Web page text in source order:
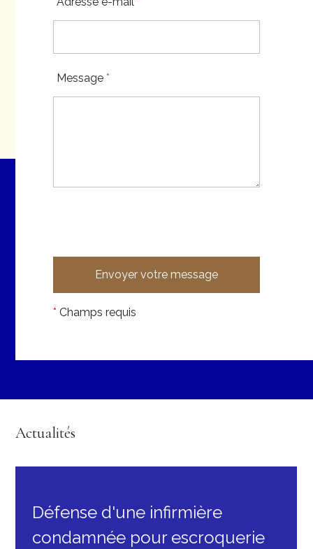
Message *
* Champs requis
Actualités
Défense d'une infirmière
condamnée pour escroquerie